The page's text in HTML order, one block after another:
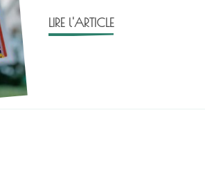
LIRE l'ARTICLE